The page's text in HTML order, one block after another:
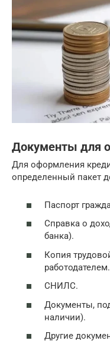
Документы для
Для оформления
определенный пакет
Паспорт
Справка о
банка).
Копия
работодателем.
СНИЛС.
Документы,
наличии).
Другие